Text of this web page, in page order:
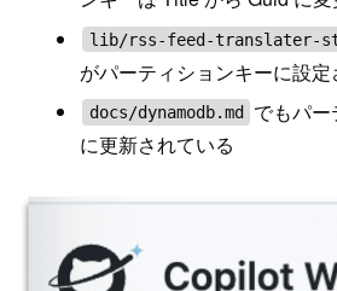
lib/rss-feed-translater-
がパーティションキーに設定
docs/dynamodb.md
でもパ
に更新されている